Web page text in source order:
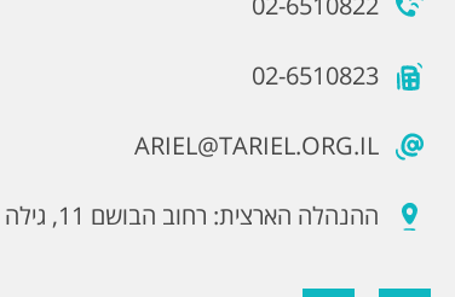
02-6510823
ARIEL@TARIEL.ORG.IL
ההנהלה הארצית: רחוב הבושם 11, גילה ירושלים